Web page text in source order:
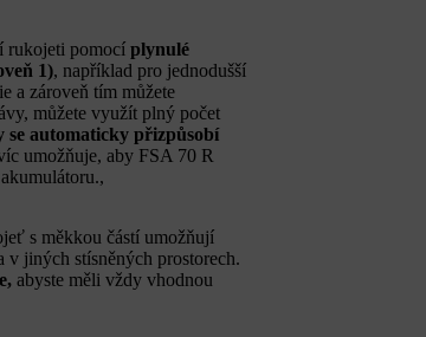
rukojeti pomocí plynulé
1), například pro jednodušší
a zároveň tím můžete
můžete využít plný počet
se automaticky přizpůsobí
umožňuje, aby FSA 70 R
s měkkou částí umožňují
jiných stísněných prostorech.
abyste měli vždy vhodnou